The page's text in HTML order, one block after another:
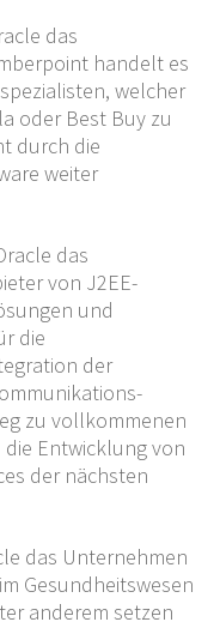
das
handelt es
welcher
oder Best Buy zu
durch die
weiter
das
von J2EE-
und
die
der
zu vollkommenen
Entwicklung von
der nächsten
das Unternehmen
Gesundheitswesen
anderem setzen